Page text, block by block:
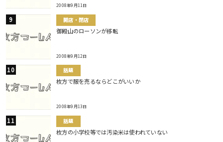
2008年9月11日
開店・閉店
御殿山のローソンが移転
2008年9月12日
話題
枚方で服を売るならどこがいいか
2008年9月13日
話題
枚方の小学校等では汚染米は使われていない